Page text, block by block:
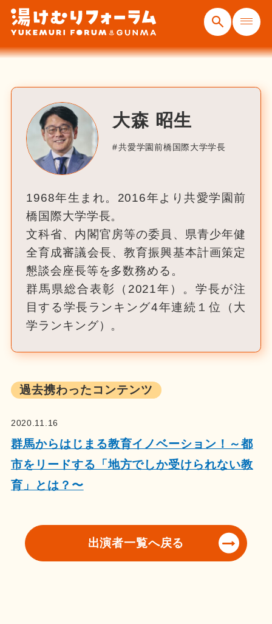
大森 昭生
共愛学園前橋国際大学学長
1968年生まれ。2016年より共愛学園前
橋国際大学学長。
文科省、内閣官房等の委員、県青少年健
全育成審議会長、教育振興基本計画策定
懇談会座長等を多数務める。
群馬県総合表彰（2021年）。学長が注
目する学長ランキング4年連続１位（大
学ランキング）。
過去携わったコンテンツ
2020.11.16
群馬からはじまる教育イノベーション！～都
市をリードする「地方でしか受けられない教
育」とは？〜
出演者一覧へ戻る